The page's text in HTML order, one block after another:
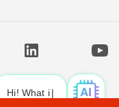
request|
유.